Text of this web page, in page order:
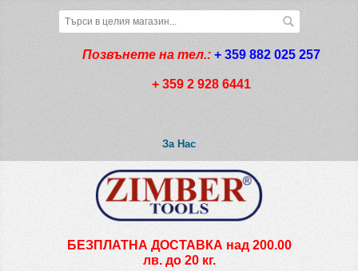
Позвънете на тел.: + 359 882 025 257
+ 359 2 928 6441
За Нас
БЕЗПЛАТНА ДОСТАВКА над 200.00
лв. до 20 кг.